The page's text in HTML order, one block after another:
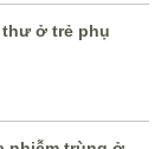
ở trẻ phụ